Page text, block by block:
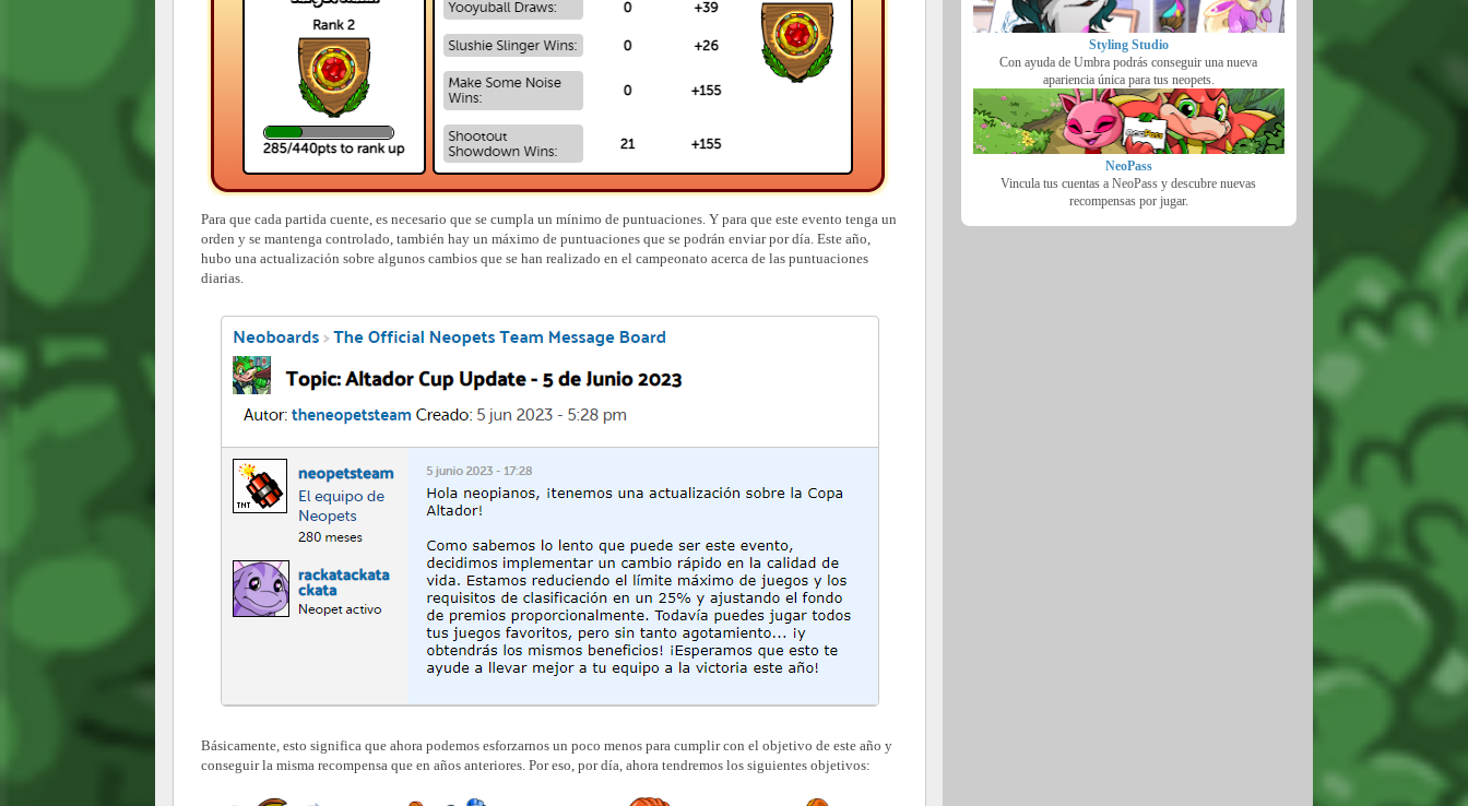
Para que cada partida cuente, es necesario que se cumpla un mínimo de puntuaciones. Y para que este evento tenga un
orden y se mantenga controlado, también hay un máximo de puntuaciones que se podrán enviar por día. Este año,
hubo una actualización sobre algunos cambios que se han realizado en el campeonato acerca de las puntuaciones
diarias.
Básicamente, esto significa que ahora podemos esforzarnos un poco menos para cumplir con el objetivo de este año y
conseguir la misma recompensa que en años anteriores. Por eso, por día, ahora tendremos los siguientes objetivos:
Styling Studio
Con ayuda de Umbra podrás conseguir una nueva
apariencia única para tus neopets.
NeoPass
Vincula tus cuentas a NeoPass y descubre nuevas
recompensas por jugar.